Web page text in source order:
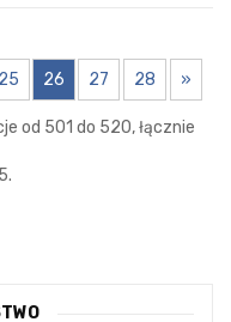
25 26 27 28 »
od 501 do 520, łącznie